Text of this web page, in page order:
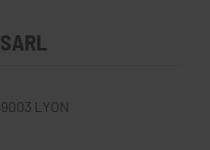
LYON